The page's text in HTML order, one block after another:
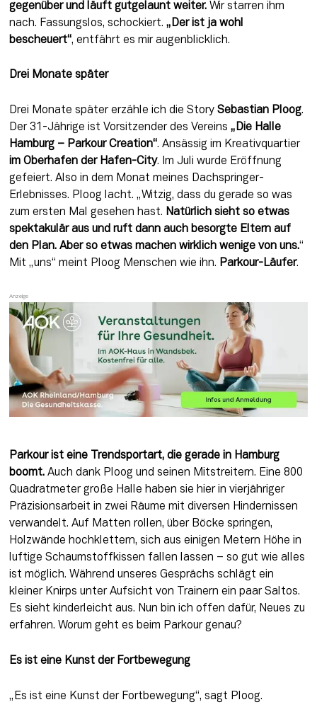
gegenüber und läuft gutgelaunt weiter. Wir starren ihm
nach. Fassungslos, schockiert. „Der ist ja wohl
bescheuert“, entfährt es mir augenblicklich.
Drei Monate später
Drei Monate später erzähle ich die Story Sebastian Ploog.
Der 31-Jährige ist Vorsitzender des Vereins „Die Halle
Hamburg – Parkour Creation“
. Ansässig im Kreativquartier
im Oberhafen der Hafen-City. Im Juli wurde Eröffnung
gefeiert. Also in dem Monat meines Dachspringer-
Erlebnisses. Ploog lacht. „Witzig, dass du gerade so was
zum ersten Mal gesehen hast.
Natürlich sieht so etwas
spektakulär aus und ruft dann auch besorgte Eltern auf
den Plan. Aber so etwas machen wirklich wenige von uns.“
Mit „uns“ meint Ploog Menschen wie ihn. Parkour-Läufer.
Parkour ist eine Trendsportart, die gerade in Hamburg
boomt. Auch dank Ploog und seinen Mitstreitern. Eine 800
Quadratmeter große Halle haben sie hier in vierjähriger
Präzisionsarbeit in zwei Räume mit diversen Hindernissen
verwandelt. Auf Matten rollen, über Böcke springen,
Holzwände hochklettern, sich aus einigen Metern Höhe in
luftige Schaumstoffkissen fallen lassen – so gut wie alles
ist möglich. Während unseres Gesprächs schlägt ein
kleiner Knirps unter Aufsicht von Trainern ein paar Saltos.
Es sieht kinderleicht aus. Nun bin ich offen dafür, Neues zu
erfahren. Worum geht es beim Parkour genau?
Es ist eine Kunst der Fortbewegung
„Es ist eine Kunst der Fortbewegung“, sagt Ploog.